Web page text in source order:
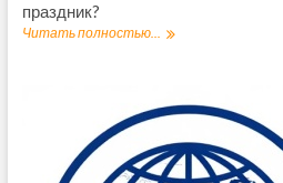
праздник?
Читать полностью... В
и
н
ы